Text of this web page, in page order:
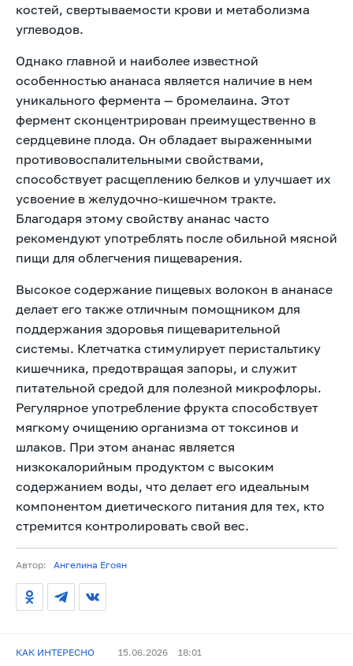
костей, свертываемости крови и метаболизма
углеводов.
Однако главной и наиболее известной
особенностью ананаса является наличие в нем
уникального фермента — бромелаина. Этот
фермент сконцентрирован преимущественно в
сердцевине плода. Он обладает выраженными
противовоспалительными свойствами,
способствует расщеплению белков и улучшает их
усвоение в желудочно-кишечном тракте.
Благодаря этому свойству ананас часто
рекомендуют употреблять после обильной мясной
пищи для облегчения пищеварения.
Высокое содержание пищевых волокон в ананасе
делает его также отличным помощником для
поддержания здоровья пищеварительной
системы. Клетчатка стимулирует перистальтику
кишечника, предотвращая запоры, и служит
питательной средой для полезной микрофлоры.
Регулярное употребление фрукта способствует
мягкому очищению организма от токсинов и
шлаков. При этом ананас является
низкокалорийным продуктом с высоким
содержанием воды, что делает его идеальным
компонентом диетического питания для тех, кто
стремится контролировать свой вес.
Автор: Ангелина Егоян
КАК ИНТЕРЕСНО 15.06.2026 18:01